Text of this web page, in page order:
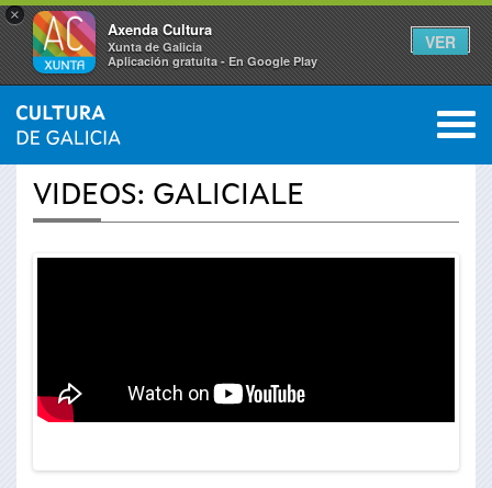
×
Axenda Cultura
Xunta de Galicia
Aplicación gratuíta - En Google Play
VER
Vostede
está
INICIO › ACTUALIDADE 0
VIDEOS: GALICIALE